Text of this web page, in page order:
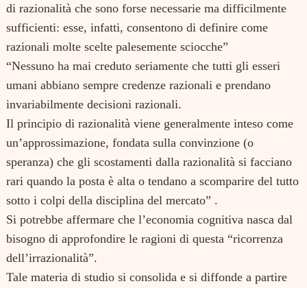
di razionalità che sono forse necessarie ma difficilmente
sufficienti: esse, infatti, consentono di definire come
razionali molte scelte palesemente sciocche”
“Nessuno ha mai creduto seriamente che tutti gli esseri
umani abbiano sempre credenze razionali e prendano
invariabilmente decisioni razionali.
Il principio di razionalità viene generalmente inteso come
un’approssimazione, fondata sulla convinzione (o
speranza) che gli scostamenti dalla razionalità si facciano
rari quando la posta è alta o tendano a scomparire del tutto
sotto i colpi della disciplina del mercato” .
Si potrebbe affermare che l’economia cognitiva nasca dal
bisogno di approfondire le ragioni di questa “ricorrenza
dell’irrazionalità”.
Tale materia di studio si consolida e si diffonde a partire